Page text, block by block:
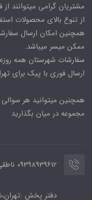
مشتریان گرامی میتوانند
از تنوع بالای محصولات
همچنین امکان ارسال
ممکن میسر میباشد.
سفارشات شهرستان همه
ارسال فوری با پیک برای
همچنین میتوانید هر
مجموعه در میان بگذارید
09398939612 ناطقی ( پاسخگویی 11:00 تا ۲۰:00)
دفتر پخش